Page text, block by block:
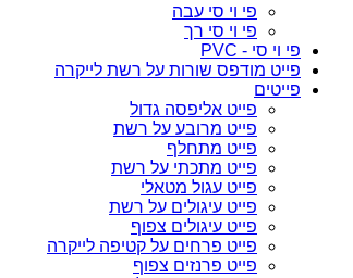
פי וי סי עבה
פי וי סי רך
פי וי סי - PVC
פייט מודפס שורות על רשת לייקרה
פייטים
פייט אליפסה גדול
פייט מרובע על רשת
פייט מתחלף
פייט מתכתי על רשת
פייט עגול מטאלי
פייט עיגולים על רשת
פייט עיגולים צפוף
פייט פרחים על קטיפה לייקרה
פייט פרנזים צפוף